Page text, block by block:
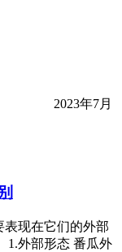
2023年7月
现在它们的外部
1.外部形态 番瓜外